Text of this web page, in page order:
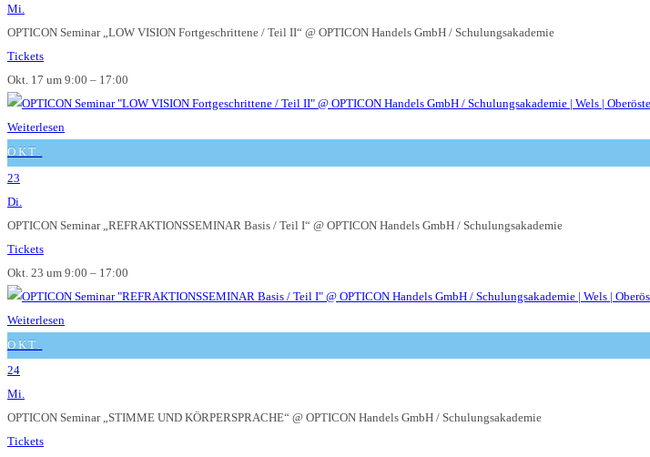
Mi.
OPTICON Seminar „LOW VISION Fortgeschrittene / Teil II“ @ OPTICON Handels GmbH / Schulungsakademie
Tickets
Okt. 17 um 9:00 – 17:00
Weiterlesen
OKT.
23
Di.
OPTICON Seminar „REFRAKTIONSSEMINAR Basis / Teil I“ @ OPTICON Handels GmbH / Schulungsakademie
Tickets
Okt. 23 um 9:00 – 17:00
Weiterlesen
OKT.
24
Mi.
OPTICON Seminar „STIMME UND KÖRPERSPRACHE“ @ OPTICON Handels GmbH / Schulungsakademie
Tickets